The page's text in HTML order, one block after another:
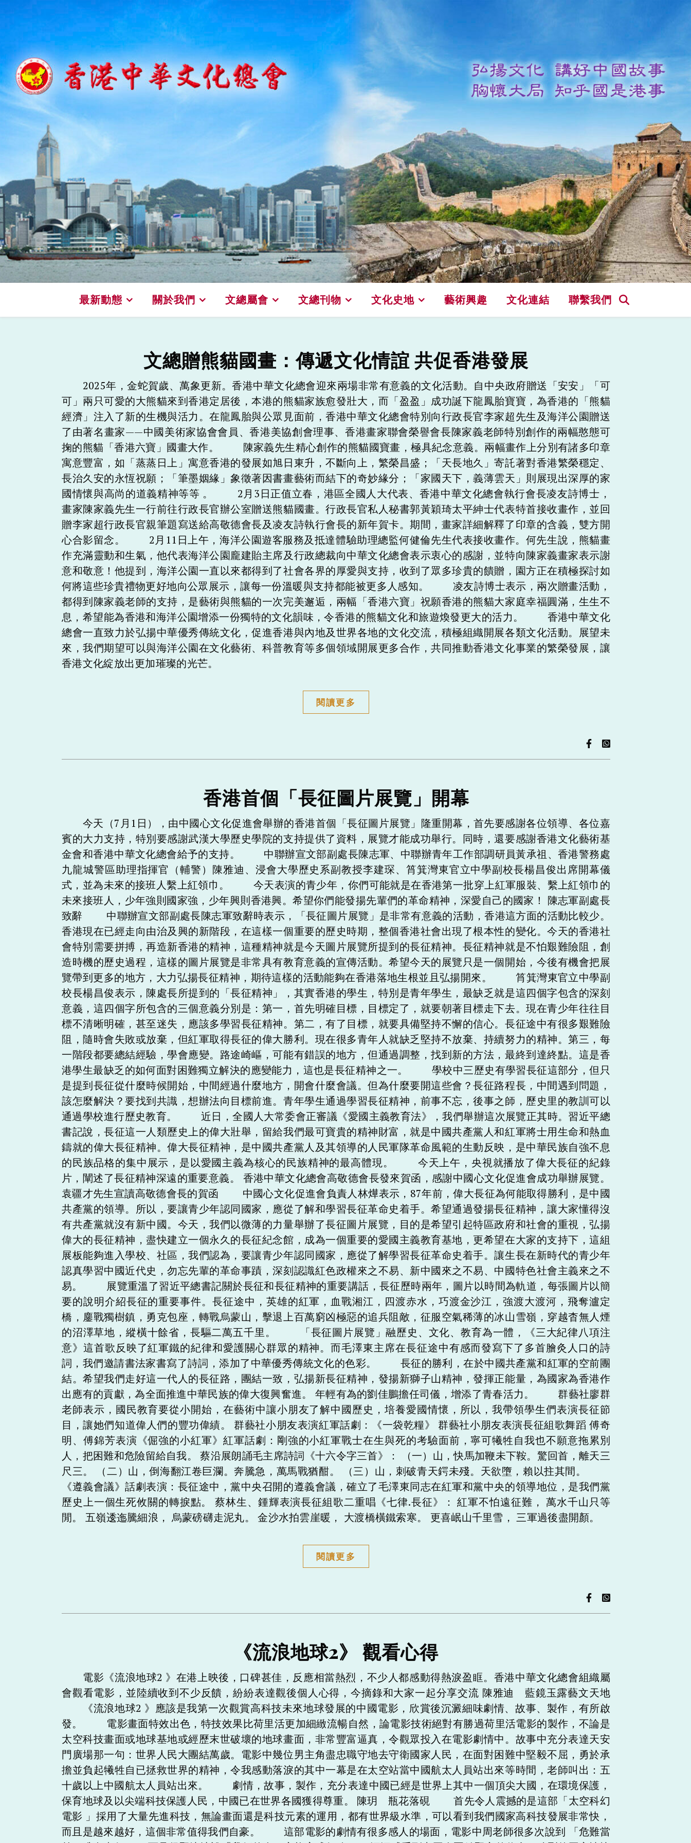
最新動態 關於我們 文總屬會 文總刊物 文化史地 藝術興趣 文化連結 聯繫我們
文總贈熊貓國畫：傳遞文化情誼 共促香港發展
2025年，金蛇賀歲、萬象更新。香港中華文化總會迎來兩場非常有意義的文化活動。自中央政府贈送「安安」「可
可」兩只可愛的大熊貓來到香港定居後，本港的熊貓家族愈發壯大，而「盈盈」成功誕下龍鳳胎寶寶，為香港的「熊貓
經濟」注入了新的生機與活力。在龍鳳胎與公眾見面前，香港中華文化總會特別向行政長官李家超先生及海洋公園贈送
了由著名畫家——中國美術家協會會員、香港美協創會理事、香港畫家聯會榮譽會長陳家義老師特別創作的兩幅憨態可
掬的熊貓「香港六寶」國畫大作。 陳家義先生精心創作的熊貓國寶畫，極具紀念意義。兩幅畫作上分別有諸多印章
寓意豐富，如「蒸蒸日上」寓意香港的發展如旭日東升，不斷向上，繁榮昌盛；「天長地久」寄託著對香港繁榮穩定、
長治久安的永恆祝願；「筆墨姻緣」象徵著因書畫藝術而結下的奇妙緣分；「家國天下，義薄雲天」則展現出深厚的家
國情懷與高尚的道義精神等等 。 2月3日正值立春，港區全國人大代表、香港中華文化總會執行會長凌友詩博士，
畫家陳家義先生一行前往行政長官辦公室贈送熊貓國畫。行政長官私人秘書郭黃穎琦太平紳士代表特首接收畫作，並回
贈李家超行政長官親筆題寫送給高敬德會長及凌友詩執行會長的新年賀卡。期間，畫家詳細解釋了印章的含義，雙方開
心合影留念。 2月11日上午，海洋公園遊客服務及抵達體驗助理總監何健倫先生代表接收畫作。何先生說，熊貓畫
作充滿靈動和生氣，他代表海洋公園龐建貽主席及行政總裁向中華文化總會表示衷心的感謝，並特向陳家義畫家表示謝
意和敬意！他提到，海洋公園一直以來都得到了社會各界的厚愛與支持，收到了眾多珍貴的饋贈，園方正在積極探討如
何將這些珍貴禮物更好地向公眾展示，讓每一份溫暖與支持都能被更多人感知。 凌友詩博士表示，兩次贈畫活動，
都得到陳家義老師的支持，是藝術與熊貓的一次完美邂逅，兩幅「香港六寶」祝願香港的熊貓大家庭幸福圓滿，生生不
息，希望能為香港和海洋公園增添一份獨特的文化韻味，令香港的熊貓文化和旅遊煥發更大的活力。 香港中華文化
總會一直致力於弘揚中華優秀傳統文化，促進香港與內地及世界各地的文化交流，積極組織開展各類文化活動。展望未
來，我們期望可以與海洋公園在文化藝術、科普教育等多個領域開展更多合作，共同推動香港文化事業的繁榮發展，讓
香港文化綻放出更加璀璨的光芒。
閱讀更多
香港首個「長征圖片展覽」開幕
今天（7月1日），由中國心文化促進會舉辦的香港首個「長征圖片展覽」隆重開幕，首先要感謝各位領導、各位嘉
賓的大力支持，特別要感謝武漢大學歷史學院的支持提供了資料，展覽才能成功舉行。同時，還要感謝香港文化藝術基
金會和香港中華文化總會給予的支持。 中聯辦宣文部副處長陳志軍、中聯辦青年工作部調研員黃承祖、香港警務處
九龍城警區助理指揮官（輔警）陳雅迪、浸會大學歷史系副教授李建琛、筲箕灣東官立中學副校長楊昌俊出席開幕儀
式，並為未來的接班人繫上紅領巾。 今天表演的青少年，你們可能就是在香港第一批穿上紅軍服裝、繫上紅領巾的
未來接班人，少年強則國家強，少年興則香港興。希望你們能發揚先輩們的革命精神，深愛自己的國家！ 陳志軍副處長
致辭 中聯辦宣文部副處長陳志軍致辭時表示，「長征圖片展覽」是非常有意義的活動，香港這方面的活動比較少。
香港現在已經走向由治及興的新階段，在這樣一個重要的歷史時期，整個香港社會出現了根本性的變化。今天的香港社
會特別需要拼搏，再造新香港的精神，這種精神就是今天圖片展覽所提到的長征精神。長征精神就是不怕艱難險阻，創
造時機的歷史過程，這樣的圖片展覽是非常具有教育意義的宣傳活動。希望今天的展覽只是一個開始，今後有機會把展
覽帶到更多的地方，大力弘揚長征精神，期待這樣的活動能夠在香港落地生根並且弘揚開來。 筲箕灣東官立中學副
校長楊昌俊表示，陳處長所提到的「長征精神」，其實香港的學生，特別是青年學生，最缺乏就是這四個字包含的深刻
意義，這四個字所包含的三個意義分別是：第一，首先明確目標，目標定了，就要朝著目標走下去。現在青少年往往目
標不清晰明確，甚至迷失，應該多學習長征精神。第二，有了目標，就要具備堅持不懈的信心。長征途中有很多艱難險
阻，隨時會失敗或放棄，但紅軍取得長征的偉大勝利。現在很多青年人就缺乏堅持不放棄、持續努力的精神。第三，每
一階段都要總結經驗，學會應變。路途崎嶇，可能有錯誤的地方，但通過調整，找到新的方法，最終到達終點。這是香
港學生最缺乏的如何面對困難獨立解決的應變能力，這也是長征精神之一。 學校中三歷史有學習長征這部分，但只
是提到長征從什麼時候開始，中間經過什麼地方，開會什麼會議。但為什麼要開這些會？長征路程長，中間遇到問題，
該怎麼解決？要找到共識，想辦法向目標前進。青年學生通過學習長征精神，前事不忘，後事之師，歷史里的教訓可以
通過學校進行歷史教育。 近日，全國人大常委會正審議《愛國主義教育法》，我們舉辦這次展覽正其時。習近平總
書記說，長征這一人類歷史上的偉大壯舉，留給我們最可寶貴的精神財富，就是中國共產黨人和紅軍將士用生命和熱血
鑄就的偉大長征精神。偉大長征精神，是中國共產黨人及其領導的人民軍隊革命風範的生動反映，是中華民族自強不息
的民族品格的集中展示，是以愛國主義為核心的民族精神的最高體現。 今天上午，央視就播放了偉大長征的紀錄
片，闡述了長征精神深遠的重要意義。 香港中華文化總會高敬德會長發來賀函，感謝中國心文化促進會成功舉辦展覽。
袁疆才先生宣讀高敬德會長的賀函 中國心文化促進會負責人林燁表示，87年前，偉大長征為何能取得勝利，是中國
共產黨的領導。所以，要讓青少年認同國家，應從了解和學習長征革命史着手。希望通過發揚長征精神，讓大家懂得沒
有共產黨就沒有新中國。今天，我們以微薄的力量舉辦了長征圖片展覽，目的是希望引起特區政府和社會的重視，弘揚
偉大的長征精神，盡快建立一個永久的長征紀念館，成為一個重要的愛國主義教育基地，更希望在大家的支持下，這組
展板能夠進入學校、社區，我們認為，要讓青少年認同國家，應從了解學習長征革命史着手。讓生長在新時代的青少年
認真學習中國近代史，勿忘先輩的革命事蹟，深刻認識紅色政權來之不易、新中國來之不易、中國特色社會主義來之不
易。 展覽重溫了習近平總書記關於長征和長征精神的重要講話，長征歷時兩年，圖片以時間為軌道，每張圖片以簡
要的說明介紹長征的重要事件。長征途中，英雄的紅軍，血戰湘江，四渡赤水，巧渡金沙江，強渡大渡河，飛奪瀘定
橋，鏖戰獨樹鎮，勇克包座，轉戰烏蒙山，擊退上百萬窮凶極惡的追兵阻敵，征服空氣稀薄的冰山雪嶺，穿越杳無人煙
的沼澤草地，縱橫十餘省，長驅二萬五千里。 「長征圖片展覽」融歷史、文化、教育為一體，《三大紀律八項注
意》這首歌反映了紅軍鐵的紀律和愛護關心群眾的精神。而毛澤東主席在長征途中有感而發寫下了多首膾灸人口的詩
詞，我們邀請書法家書寫了詩詞，添加了中華優秀傳統文化的色彩。 長征的勝利，在於中國共產黨和紅軍的空前團
結。希望我們走好這一代人的長征路，團結一致，弘揚新長征精神，發揚新獅子山精神，發揮正能量，為國家為香港作
出應有的貢獻，為全面推進中華民族的偉大復興奮進。 年輕有為的劉佳鵬擔任司儀，增添了青春活力。 群藝社廖群
老師表示，國民教育要從小開始，在藝術中讓小朋友了解中國歷史，培養愛國情懷，所以，我帶領學生們表演長征節
目，讓她們知道偉人們的豐功偉績。 群藝社小朋友表演紅軍話劇：《一袋乾糧》 群藝社小朋友表演長征組歌舞蹈 傅奇
明、傅錦芳表演《倔強的小紅軍》紅軍話劇：剛強的小紅軍戰士在生與死的考驗面前，寧可犧牲自我也不願意拖累別
人，把困難和危險留給自我。 蔡沿展朗誦毛主席詩詞《十六令字三首》： （一）山，快馬加鞭未下鞍。驚回首，離天三
尺三。 （二）山，倒海翻江卷巨瀾。奔騰急，萬馬戰猶酣。 （三）山，刺破青天鍔未殘。天欲墮，賴以拄其間。
《遵義會議》話劇表演：長征途中，黨中央召開的遵義會議，確立了毛澤東同志在紅軍和黨中央的領導地位，是我們黨
歷史上一個生死攸關的轉捩點。 蔡林生、鍾輝表演長征組歌二重唱《七律.長征》： 紅軍不怕遠征難， 萬水千山只等
閒。 五嶺逶迤騰細浪， 烏蒙磅礴走泥丸。 金沙水拍雲崖暖， 大渡橋橫鐵索寒。 更喜岷山千里雪， 三軍過後盡開顏。
閱讀更多
《流浪地球2》 觀看心得
電影《流浪地球2 》在港上映後，口碑甚佳，反應相當熱烈，不少人都感動得熱淚盈眶。香港中華文化總會組織屬
會觀看電影，並陸續收到不少反饋，紛紛表達觀後個人心得，今摘錄和大家一起分享交流 陳雅迪 藍鏡玉露藝文天地
《流浪地球2 》應該是我第一次觀賞高科技未來地球發展的中國電影，欣賞後沉澱細味劇情、故事、製作，有所啟
發。 電影畫面特效出色，特技效果比荷里活更加細緻流暢自然，論電影技術絕對有勝過荷里活電影的製作，不論是
太空科技畫面或地球基地或經歷末世破壞的地球畫面，非常豐富逼真，令觀眾投入在電影劇情中。故事中充分表達天安
門廣場那一句：世界人民大團結萬歲。電影中幾位男主角盡忠職守地去守衛國家人民，在面對困難中堅毅不屈，勇於承
擔並負起犧牲自已拯救世界的精神，令我感動落淚的其中一幕是在太空站當中國航太人員站出來等時間，老師叫出：五
十歲以上中國航太人員站出來。 劇情，故事，製作，充分表達中國已經是世界上其中一個頂尖大國，在環境保護，
保育地球及以尖端科技保護人民，中國已在世界各國獲得尊重。 陳玥 瓶花落硯 首先令人震撼的是這部「太空科幻
電影 」採用了大量先進科技，無論畫面還是科技元素的運用，都有世界級水準，可以看到我們國家高科技發展非常快，
而且是越來越好，這個非常值得我們自豪。 這部電影的劇情有很多感人的場面，電影中周老師很多次說到 「危難當